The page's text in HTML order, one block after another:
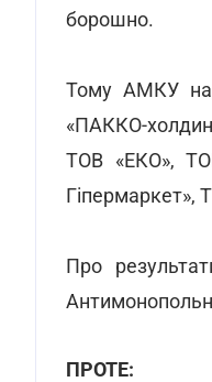
борошно.
Тому АМКУ
«ПАККО-
ТОВ «ЕКО»,
Гіпермаркет»,
Про
ПРОТЕ: